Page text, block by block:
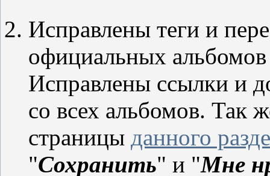
Исправлены теги и
официальных
Исправлены ссылки и
со всех альбомов. Так
страницы данного
"Сохранить" и "Мне